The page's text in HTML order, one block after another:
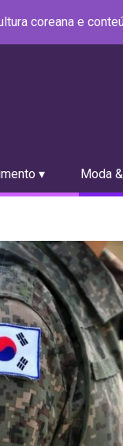
coreana e
▾ Moda